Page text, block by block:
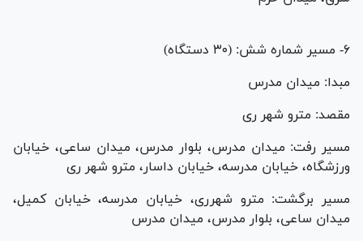
۶- مسیر شماره شش: (۳۰ دستگاه)
مبدا: میدان مدرس
مقصد: مترو شهر ری
مسیر رفت: میدان مدرس، بلوار مدرس، میدان ساعی، خیابان
ورزشگاه، خیابان مدرسه، خیابان داسار، مترو شهر ری
مسیر برگشت: مترو شهرری، خیابان مدرسه، خیابان کمیل،
میدان ساعی، بلوار مدرس، میدان مدرس